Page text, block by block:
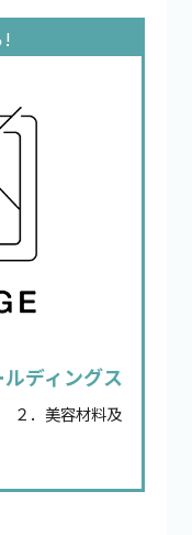
ディングス
２．美容材料及